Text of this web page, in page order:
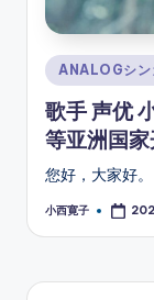
Posted
in
ANALOGシン
歌手 声优
等亚洲国家
您好，大家好
Posted
小西寛子